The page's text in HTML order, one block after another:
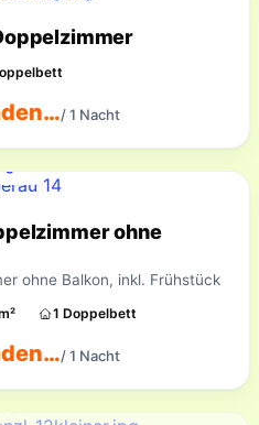
/ 1 Nacht
ohne
ohne Balkon, inkl. Frühstück
1 Doppelbett
/ 1 Nacht